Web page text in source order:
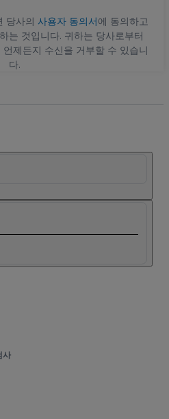
당사의 사용자 동의서에 동의하고
는 것입니다. 귀하는 당사로부터
제든지 수신을 거부할 수 있습니
다.
사